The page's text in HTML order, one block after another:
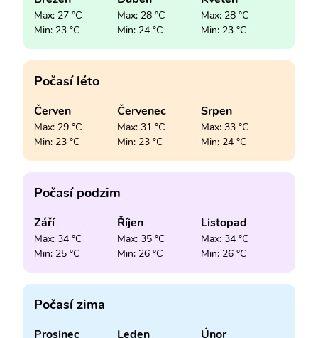
Max: 27 °C
Min: 23 °C
Max: 28 °C
Min: 24 °C
Max: 28 °C
Min: 23 °C
Počasí léto
Červen
Max: 29 °C
Min: 23 °C
Červenec
Max: 31 °C
Min: 23 °C
Srpen
Max: 33 °C
Min: 24 °C
Počasí podzim
Září
Max: 34 °C
Min: 25 °C
Říjen
Max: 35 °C
Min: 26 °C
Listopad
Max: 34 °C
Min: 26 °C
Počasí zima
Prosinec Leden Únor